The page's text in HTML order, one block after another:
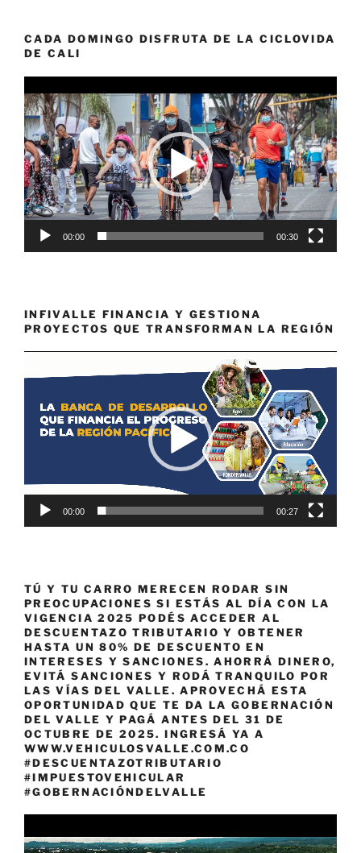
CADA DOMINGO DISFRUTA DE LA CICLOVIDA
DE CALI
de
vídeo
00:00 00:30
INFIVALLE FINANCIA Y GESTIONA
PROYECTOS QUE TRANSFORMAN LA REGIÓN
de
00:00 00:27
TÚ Y TU CARRO MERECEN RODAR SIN
PREOCUPACIONES SI ESTÁS AL DÍA CON LA
VIGENCIA 2025 PODÉS ACCEDER AL
DESCUENTAZO TRIBUTARIO Y OBTENER
HASTA UN 80% DE DESCUENTO EN
INTERESES Y SANCIONES. AHORRÁ DINERO,
EVITÁ SANCIONES Y RODÁ TRANQUILO POR
LAS VÍAS DEL VALLE. APROVECHÁ ESTA
OPORTUNIDAD QUE TE DA LA GOBERNACIÓN
DEL VALLE Y PAGÁ ANTES DEL 31 DE
OCTUBRE DE 2025. INGRESÁ YA A
WWW.VEHICULOSVALLE.COM.CO
#DESCUENTAZOTRIBUTARIO
#IMPUESTOVEHICULAR
#GOBERNACIÓNDELVALLE
de